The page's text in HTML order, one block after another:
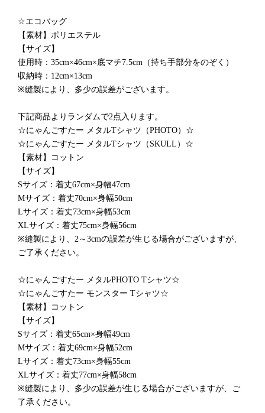
☆エコバッグ
【素材】ポリエステル
【サイズ】
使用時：35cm×46cm×底マチ7.5cm（持ち手部分をのぞく）
収納時：12cm×13cm
※縫製により、多少の誤差がございます。
下記商品よりランダムで2点入ります。
☆にゃんごすたー メタルTシャツ（PHOTO）☆
☆にゃんごすたー メタルTシャツ（SKULL）☆
【素材】コットン
【サイズ】
Sサイズ：着丈67cm×身幅47cm
Mサイズ：着丈70cm×身幅50cm
Lサイズ：着丈73cm×身幅53cm
XLサイズ：着丈75cm×身幅56cm
※縫製により、2～3cmの誤差が生じる場合がございますが、
ご了承ください。
☆にゃんごすたー メタルPHOTO Tシャツ☆
☆にゃんごすたー モンスター Tシャツ☆
【素材】コットン
【サイズ】
Sサイズ：着丈65cm×身幅49cm
Mサイズ：着丈69cm×身幅52cm
Lサイズ：着丈73cm×身幅55cm
XLサイズ：着丈77cm×身幅58cm
※縫製により、多少の誤差が生じる場合がございますが、ご
了承ください。